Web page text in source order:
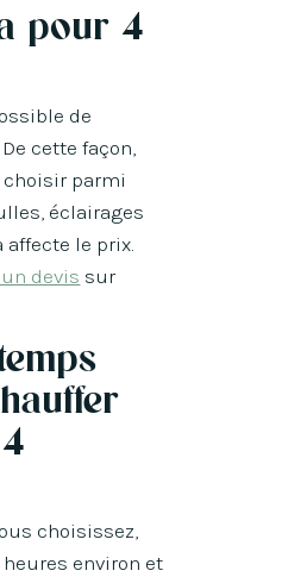
pour 4
de
cette façon,
parmi
éclairages
affecte le prix.
devis sur
choisissez,
environ et